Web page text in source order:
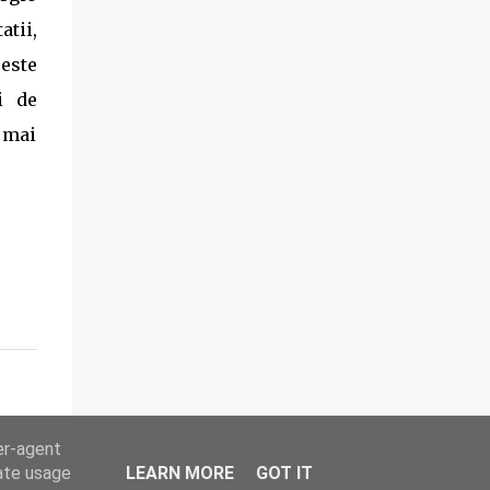
de
agent
usage
LEARN MORE GOT IT